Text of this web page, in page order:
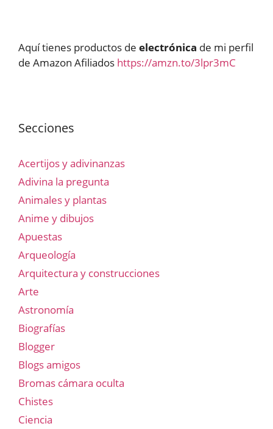
Aquí tienes productos de electrónica de mi perfil
de Amazon Afiliados https://amzn.to/3lpr3mC
Secciones
Acertijos y adivinanzas
Adivina la pregunta
Animales y plantas
Anime y dibujos
Apuestas
Arqueología
Arquitectura y construcciones
Arte
Astronomía
Biografías
Blogger
Blogs amigos
Bromas cámara oculta
Chistes
Ciencia